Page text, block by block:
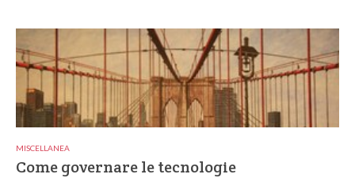
MISCELLANEA
Come governare le tecnologie